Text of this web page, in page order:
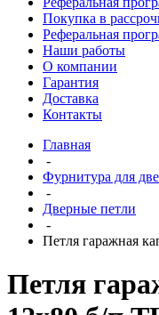
Покупка в
Реферальная
Наши работы
О компании
Гарантия
Доставка
Контакты
Главная
-
Фурнитура для
-
Дверные петли
-
Петля гаражная
Петля